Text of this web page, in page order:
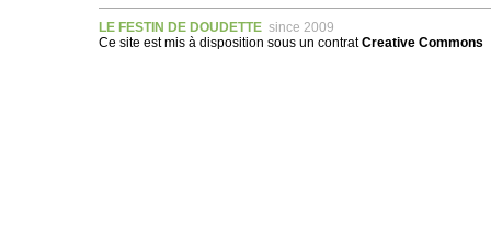
LE FESTIN DE DOUDETTE since 2009
Ce site est mis à disposition sous un contratCreative Commons